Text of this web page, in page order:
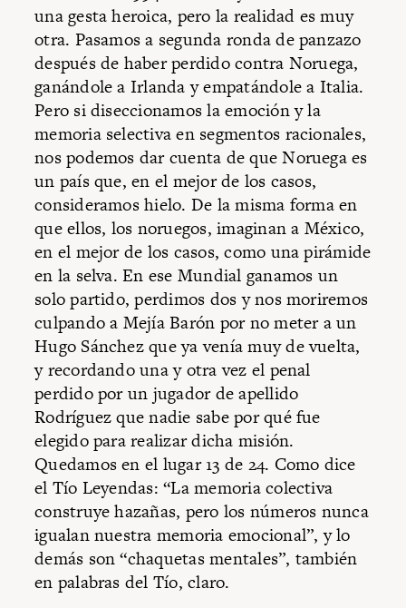
una gesta heroica, pero la realidad es muy
otra. Pasamos a segunda ronda de panzazo
después de haber perdido contra Noruega,
ganándole a Irlanda y empatándole a Italia.
Pero si diseccionamos la emoción y la
memoria selectiva en segmentos racionales,
nos podemos dar cuenta de que Noruega es
un país que, en el mejor de los casos,
consideramos hielo. De la misma forma en
que ellos, los noruegos, imaginan a México,
en el mejor de los casos, como una pirámide
en la selva. En ese Mundial ganamos un
solo partido, perdimos dos y nos moriremos
culpando a Mejía Barón por no meter a un
Hugo Sánchez que ya venía muy de vuelta,
y recordando una y otra vez el penal
perdido por un jugador de apellido
Rodríguez que nadie sabe por qué fue
elegido para realizar dicha misión.
Quedamos en el lugar 13 de 24. Como dice
el Tío Leyendas: “La memoria colectiva
construye hazañas, pero los números nunca
igualan nuestra memoria emocional”, y lo
demás son “chaquetas mentales”, también
en palabras del Tío, claro.